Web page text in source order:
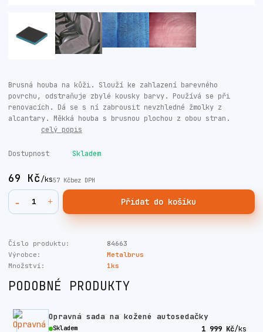
Brusná houba na kůži. Slouží ke zahlazení barevného
povrchu, odstraňuje zbylé kousky barvy. Používá se při
renovacích. Dá se s ní zabrousit nevzhledné žmolky z
alcantary. Měkká houba s brusnou plochou z obou stran.
celý popis
Dostupnost Skladem
69 Kč/ks57 Kčbez DPH
Přidat do košíku
Číslo produktu:
84663
Výrobce:
Metalbrus
Množství:
1ks
PODOBNÉ PRODUKTY
Opravná sada na kožené autosedačky
1 999 Kč/ks
Skladem